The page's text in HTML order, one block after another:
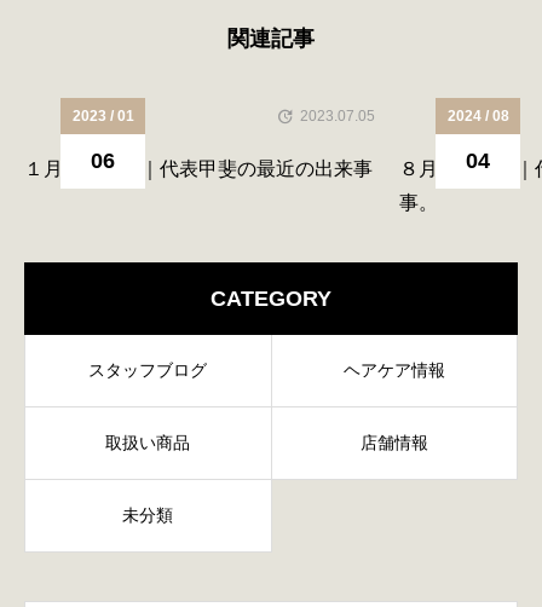
関連記事
2023 / 01
06
2023.07.05
１月のご挨拶｜代表甲斐の最近の出来事
2024 / 08
04
８月のご挨拶
事。
CATEGORY
スタッフブログ ヘアケア情報
取扱い商品 店舗情報
未分類